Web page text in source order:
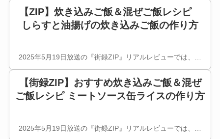
【ZIP】炊き込みご飯＆混ぜご飯レシピ
しらすと油揚げの炊き込みご飯の作り方
2025年5月19日放送の『街録ZIP』リアルレビューでは、…
【街録ZIP】おすすめ炊き込みご飯＆混ぜ
ご飯レシピ ミートソース缶ライスの作り方
2025年5月19日放送の『街録ZIP』リアルレビューでは、…